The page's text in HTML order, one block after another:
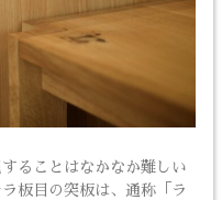
ることはなかなか難しい
板目の突板は、通称「ラ